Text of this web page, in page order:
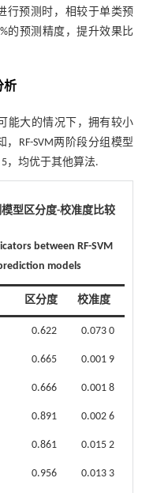
行预测时，相较于单类预
的预测精度，提升效果比
析
能大的情况下，拥有较小
，RF-SVM两阶段分组模型
，均优于其他算法.
模型区分度-校准度比较
between RF-SVM
models
区分度 校准度
0.622 0.073 0
0.665 0.001 9
0.666 0.001 8
0.891 0.002 6
0.861 0.015 2
0.956 0.013 3